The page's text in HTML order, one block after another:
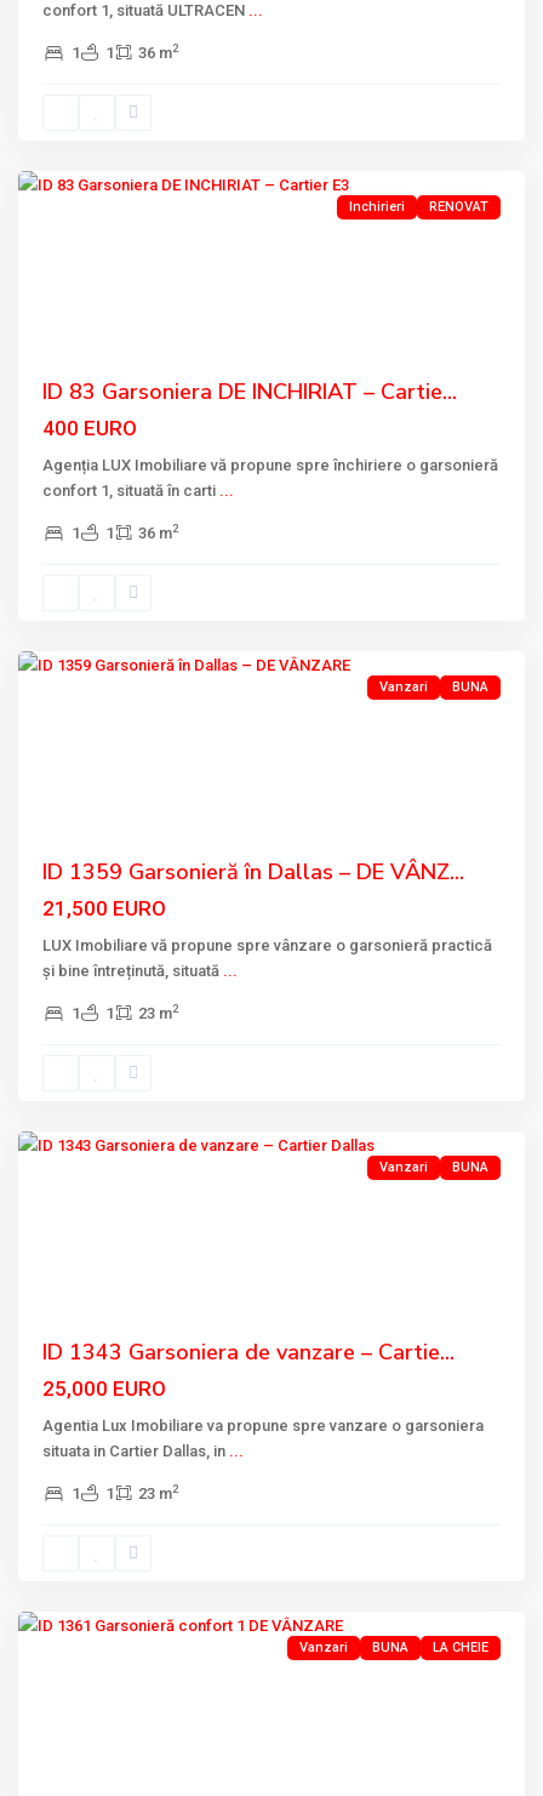
confort 1, situată ULTRACEN ...
1 1 36 m2
Inchirieri RENOVAT
ID 83 Garsoniera DE INCHIRIAT – Cartie...
400 EURO
Agenția LUX Imobiliare vă propune spre închiriere o garsonieră
confort 1, situată în carti ...
1 1 36 m2
DALLAS
Vanzari BUNA
ID 1359 Garsonieră în Dallas – DE VÂNZ...
21,500 EURO
LUX Imobiliare vă propune spre vânzare o garsonieră practică
și bine întreținută, situată ...
1 1 23 m2
DALLAS
Vanzari BUNA
ID 1343 Garsoniera de vanzare – Cartie...
25,000 EURO
Agentia Lux Imobiliare va propune spre vanzare o garsoniera
situata in Cartier Dallas, in ...
1 1 23 m2
DALLAS
Vanzari BUNA LA CHEIE